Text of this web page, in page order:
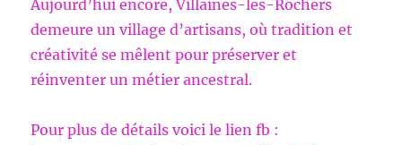
Aujourd’hui encore, Villaines-les-Rochers
demeure un village d’artisans, où tradition et
créativité se mêlent pour préserver et
réinventer un métier ancestral.
Pour plus de détails voici le lien fb :